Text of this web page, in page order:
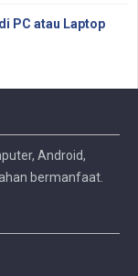
PC atau Laptop
Android,
bermanfaat.